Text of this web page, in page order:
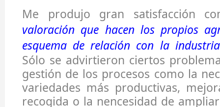
Me produjo gran satisfacción
valoración que hacen los propios
esquema de relación con la
Sólo se advirtieron ciertos
gestión de los procesos como la
variedades más productivas,
recogida o la nencesidad de